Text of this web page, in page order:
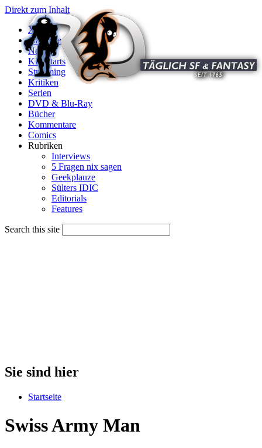
Direkt zum Inhalt
X
Startseite
News
Kinostarts
Streaming
Kritiken
Serien
DVD & Blu-Ray
Bücher
Kommentare
Comics
Rubriken
Interviews
5 Fragen nix sagen
Geekplauze
Sülters IDIC
Editorials
Features
Search this site
Sie sind hier
Startseite
Swiss Army Man